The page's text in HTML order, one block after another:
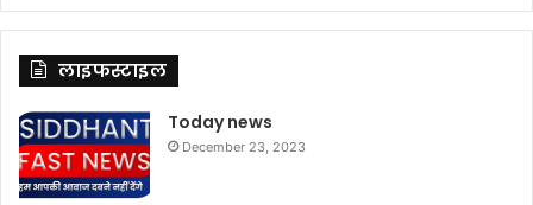
लाइफस्टाइल
Today news
December 23, 2023